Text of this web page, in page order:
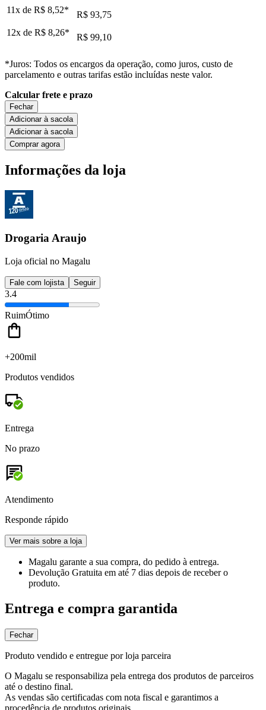
11x de R$ 8,52*
R$ 93,75
12x de R$ 8,26* R$ 99,10
*Juros: Todos os encargos da operação, como juros, custo de
parcelamento e outras tarifas estão incluídas neste valor.
Calcular frete e prazo
Fechar
Adicionar à sacola
Adicionar à sacola
Comprar agora
Informações da loja
Drogaria Araujo
Loja oficial no Magalu
Fale com lojista Seguir
3.4
RuimÓtimo
+200mil
Produtos vendidos
Entrega
No prazo
Atendimento
Responde rápido
Ver mais sobre a loja
Magalu garante a sua compra, do pedido à entrega.
Devolução Gratuita em até 7 dias depois de receber o
produto.
Entrega e compra garantida
Fechar
Produto vendido e entregue por loja parceira
O Magalu se responsabiliza pela entrega dos produtos de parceiros
até o destino final.
As vendas são certificadas com nota fiscal e garantimos a
procedência de produtos originais.